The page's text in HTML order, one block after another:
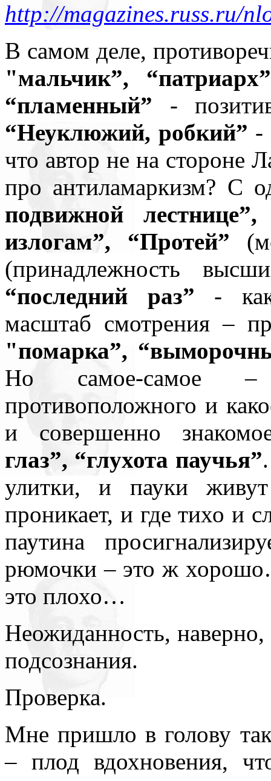
http://magazines.russ.ru/
В самом деле,
"мальчик”,
“пламенный” -
“Неуклюжий, робкий” -
что автор не на стороне
про антиламаркизм? С
подвижной
излогам”, “Протей”
(принадлежность
“последний раз” -
масштаб смотрения –
"помарка”,
Но самое-самое –
противоположного и
и совершенно
глаз”, “глухота паучья”
улитки, и пауки
проникает, и где тихо и
паутина
рюмочки – это ж
это плохо…
Неожиданность,
подсознания.
Проверка.
Мне пришло в голову
– плод вдохновения,